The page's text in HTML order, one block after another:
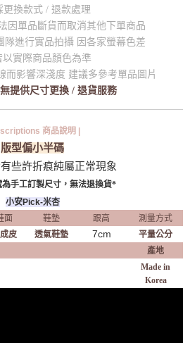
更換款式 / 退款處理
因單品斷貨而取消其他下單商品
隊進行實品拍攝 因各家螢幕色差
以實際商品顏色為準
而影響深淺度 建議多參考單品圖片
無提供尺寸更換 / 退貨服務
商品說明 |
版型偏小半碼
些許折痕純屬正常現象
為手工訂製尺寸，無法退換貨*
小安Pick-米杏
面 鞋墊 跟高
測量方式
皮 透氣鞋墊 7cm
平量公分
產地
Made in
Korea